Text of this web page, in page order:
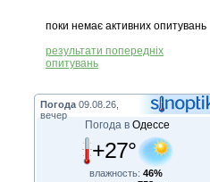
поки немає активних опитувань
результати попередніх
опитувань
Погода 09.08.26,
вечер
Погода в Одессе
+27°
влажность: 46%